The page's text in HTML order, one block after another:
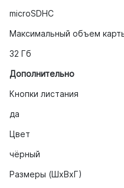
microSDHC
Максимальный объем
32 Гб
Дополнительно
Кнопки листания
да
Цвет
чёрный
Размеры (ШхВхГ)